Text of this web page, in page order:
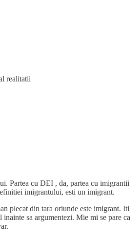
realitatii
Partea cu DEI , da, partea cu imigrantii
imigrantului, esti un imigrant.
plecat din tara oriunde este imigrant. Iti
sa argumentezi. Mie mi se pare ca